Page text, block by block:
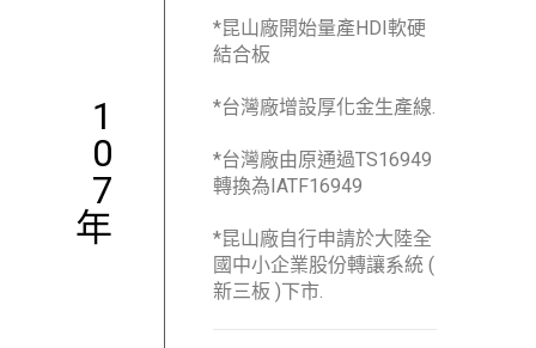
1
0
7
年
*昆山廠開始量產HDI軟硬
結合板
*台灣廠增設厚化金生產線.
*台灣廠由原通過TS16949
轉換為IATF16949
*昆山廠自行申請於大陸全
國中小企業股份轉讓系統 (
新三板 )下市.